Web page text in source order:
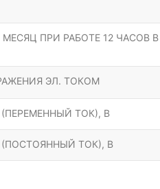
ПРИ РАБОТЕ 12 ЧАСОВ В
ЭЛ. ТОКОМ
ТОК), В
ТОК), В